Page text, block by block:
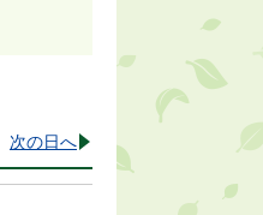
次の日へ